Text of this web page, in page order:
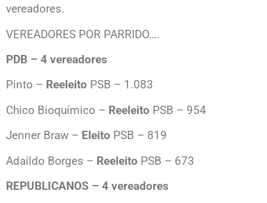
vereadores.
VEREADORES POR PARRIDO….
PDB – 4 vereadores
Pinto – Reeleito PSB – 1.083
Chico Bioquímico – Reeleito PSB – 954
Jenner Braw – Eleito PSB – 819
Adaildo Borges – Reeleito PSB – 673
REPUBLICANOS – 4 vereadores